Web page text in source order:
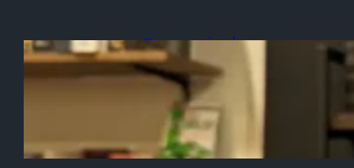
Game-arrived
2024/01/25
「ウミガメのスープ4」入荷
のお知らせ